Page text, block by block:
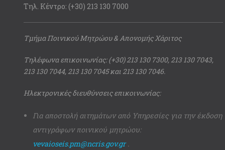
Τηλ. Κέντρο: (+30) 213 130 7000
Τμήμα Ποινικού Μητρώου & Απονομής Χάριτος
Τηλέφωνα επικοινωνίας: (+30) 213 130 7300, 213 130 7043,
213 130 7044, 213 130 7045 και 213 130 7046.
Ηλεκτρονικές διευθύνσεις επικοινωνίας:
Για αποστολή αιτημάτων από Υπηρεσίες για την έκδοση
αντιγράφων ποινικού μητρώου:
vevaioseis.pm@ncris.gov.gr.